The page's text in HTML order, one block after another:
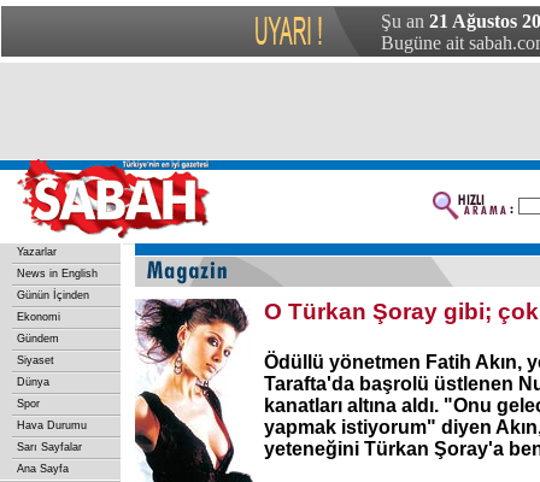
Şu an 21 Ağustos
Bugüne ait
Yazarlar
News in English
Günün İçinden
Ekonomi
Gündem
Siyaset
Dünya
Spor
Hava Durumu
Sarı Sayfalar
Ana Sayfa
O Türkan Şoray gibi;
Ödüllü yönetmen Fatih Akın,
Tarafta'da başrolü üstlenen
kanatları altına aldı. "Onu
yapmak istiyorum" diyen
yeteneğini Türkan Şoray'a